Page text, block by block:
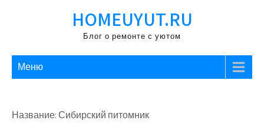
HOMEUYUT.RU
Блог о ремонте с уютом
Меню
Название: Сибирский питомник